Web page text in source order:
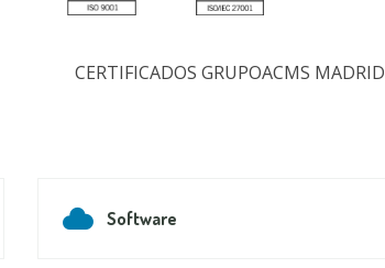
CERTIFICADOS GRUPOACMS MADRID
Software